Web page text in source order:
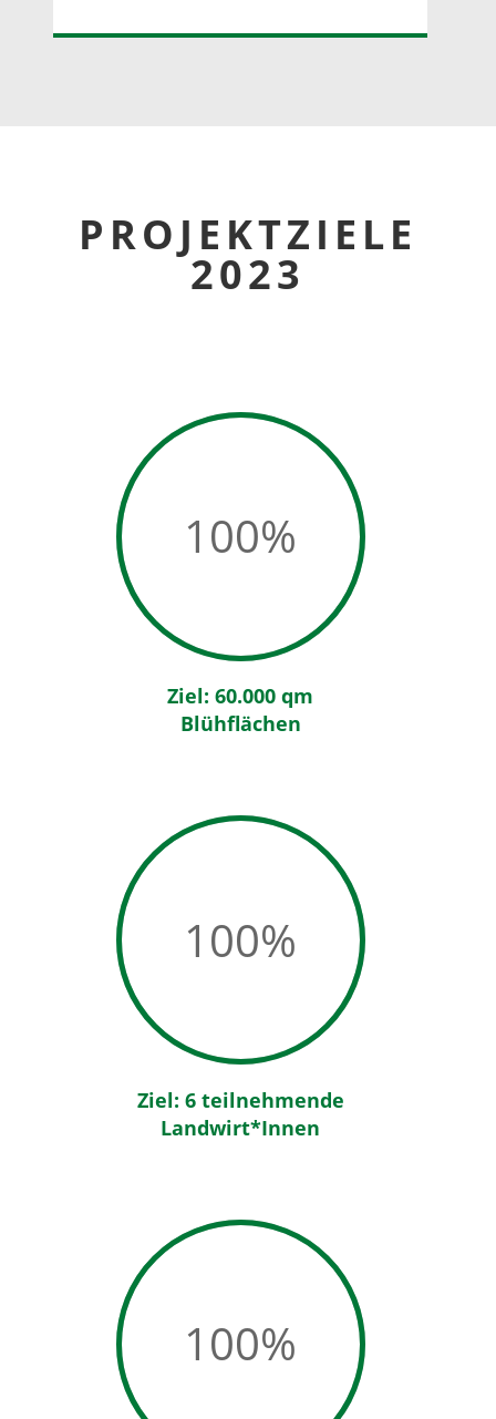
PROJEKTZIELE
2023
100%
Ziel: 60.000 qm
Blühflächen
100%
Ziel: 6 teilnehmende
Landwirt*Innen
100%